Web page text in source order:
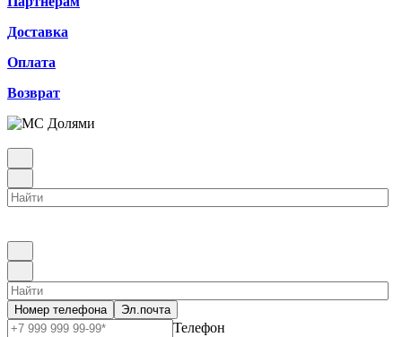
Доставка
Оплата
Возврат
Номер телефона Эл.почта
Телефон